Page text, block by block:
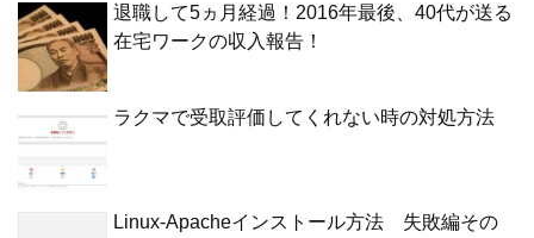
退職して5ヵ月経過！2016年最後、40代が送る
在宅ワークの収入報告！
ラクマで受取評価してくれない時の対処方法
Linux-Apacheインストール方法 失敗編その